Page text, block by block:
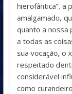
hierofântica”, a
amalgamado,
quanto a nossa
a todas as
sua vocação, o
respeitado
considerável
como